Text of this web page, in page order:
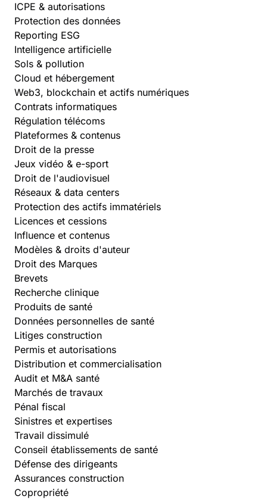
ICPE & autorisations
Protection des données
Reporting ESG
Intelligence artificielle
Sols & pollution
Cloud et hébergement
Web3, blockchain et actifs numériques
Contrats informatiques
Régulation télécoms
Plateformes & contenus
Droit de la presse
Jeux vidéo & e-sport
Droit de l'audiovisuel
Réseaux & data centers
Protection des actifs immatériels
Licences et cessions
Influence et contenus
Modèles & droits d'auteur
Droit des Marques
Brevets
Recherche clinique
Produits de santé
Données personnelles de santé
Litiges construction
Permis et autorisations
Distribution et commercialisation
Audit et M&A santé
Marchés de travaux
Pénal fiscal
Sinistres et expertises
Travail dissimulé
Conseil établissements de santé
Défense des dirigeants
Assurances construction
Copropriété